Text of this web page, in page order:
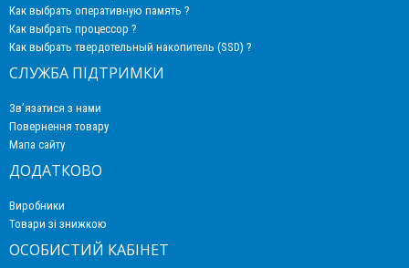
Как выбрать оперативную память ?
Как выбрать процессор ?
Как выбрать твердотельный накопитель (SSD) ?
СЛУЖБА ПІДТРИМКИ
Зв’язатися з нами
Повернення товару
Мапа сайту
ДОДАТКОВО
Виробники
Товари зі знижкою
ОСОБИСТИЙ КАБІНЕТ